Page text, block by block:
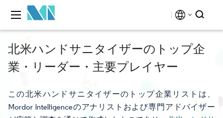
北米ハンドサニタイザーのトップ企
業・リーダー・主要プレイヤー
この北米ハンドサニタイザーのトップ企業リストは、
Mordor Intelligenceのアナリストおよび専門アドバイザー